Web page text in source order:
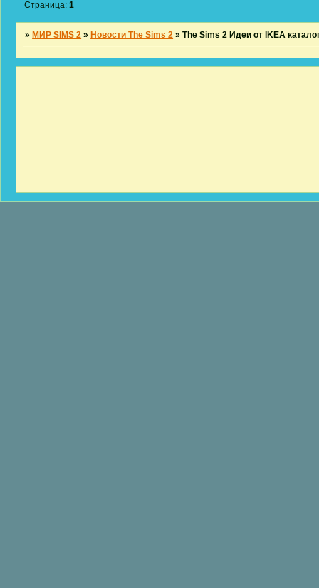
Страница:1
» МИР SIMS 2 » Новости The Sims 2 »The Sims 2 Идеи от IKEA